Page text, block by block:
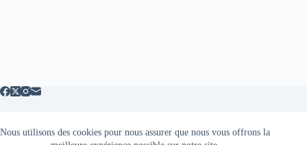
Nous utilisons des cookies pour nous assurer que nous vous offrons la
Mentions légales